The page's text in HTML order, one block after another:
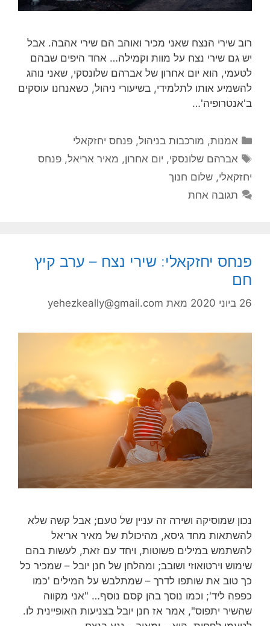
רוב שירי הנצח שאני מכיר ואוהב הם שירי אהבה. אבל
יש גם שירי נצח על מוות וקמילה… אחד היפים שבהם
לטעמי, הוא יום אחרון של אברהם שלונסקי, שאני נוהג
להשמיע אותו לתלמידי, בשיעורי ניהול, כשאנחנו עוסקים
ב'אנטרופיה'…
קטגוריות
אמנות, מורכבות בניהול,פנחס יחזקאלי
תגיות
אברהם שלונסקי, יום אחרון, מאיר אריאל,פנחס
יחזקאלי, שלום חנוך
תגובה אחת
פנחס יחזקאלי: שירי נצח – ערב קיץ
חם
26 ביוני 2020 מאת yehezkeally@gmail.com
נכון שמוסיקה ושירה זה עניין של טעם; אבל קשה שלא
להשתאות מחד גיסא, מהיכולת של מאיר אריאל
להשתמש במילים פשוטות, ויחד עם זאת, לעשות בהם
שימוש וירטואוזי ושובב; ומהלחן של חנן יובל – שמכיר כל
כך טוב את שותפו לדרך – שמתלבש על המילים 'כמו
כפפה ליד'; וכמו נוסך בהן קסם נוסף… "אני מקווה
שהשיר יתפוס", אמר אז חנן יובל בצניעות האופיינית לו.